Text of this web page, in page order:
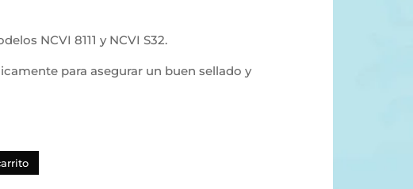
NCVI 8111 y NCVI S32.
para asegurar un buen sellado y